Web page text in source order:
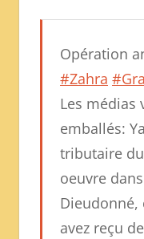
Opération
#Zahra
Les médias
emballés:
tributaire
oeuvre
Dieudonné,
avez reçu